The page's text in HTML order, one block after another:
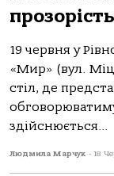
19 червня у
«Мир» (вул.
стіл, де
здійснюється...
Людмила Марчук - 18